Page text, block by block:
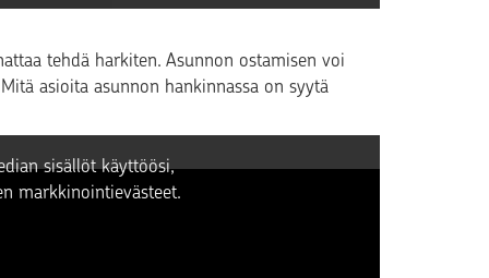
tehdä harkiten. Asunnon ostamisen voi
asioita asunnon hankinnassa on syytä
paranee
sisällöt käyttöösi,
markkinointievästeet.